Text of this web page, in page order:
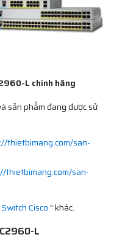
L chính hãng
sản phẩm đang được sử
thietbimang.com/san-
thietbimang.com/san-
Cisco" khác.
L